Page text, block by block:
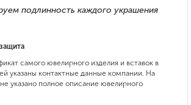
подлинность каждого украшения
самого ювелирного изделия и вставок в
указаны контактные данные компании. На
указано полное описание ювелирного